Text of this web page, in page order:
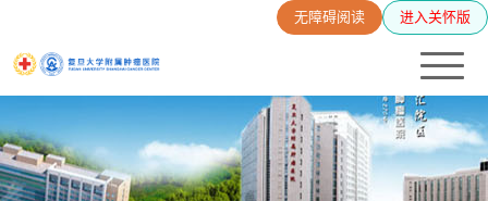
无障碍阅读 进入关怀版